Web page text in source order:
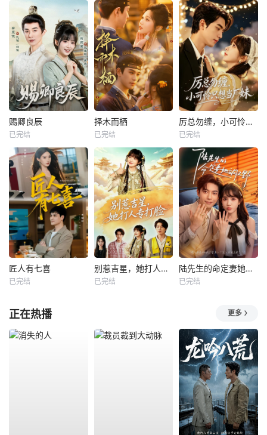
赐卿良辰
已完结
择木而栖
已完结
厉总勿缠，小可怜只想当厂妹
已完结
匠人有七喜
已完结
别惹吉星，她打人专打脸
已完结
陆先生的命定妻她飒又野
已完结
正在热播 更多